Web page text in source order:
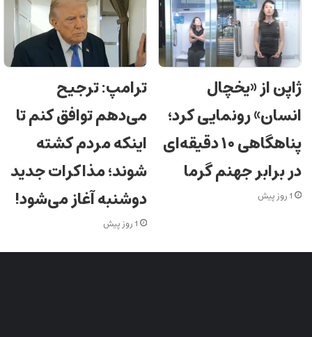
ژاپن از «یخچال
انسان» رونمایی کرد؛
پناهگاهی ۱۰ دقیقه‌ای
در برابر جهنم گرما
1 روز پیش
ترامپ: ترجیح
می‌دهم توافق کنم تا
اینکه مردم کشته
شوند؛ مذاکرات جدید
دوشنبه آغاز می‌شود!
1 روز پیش